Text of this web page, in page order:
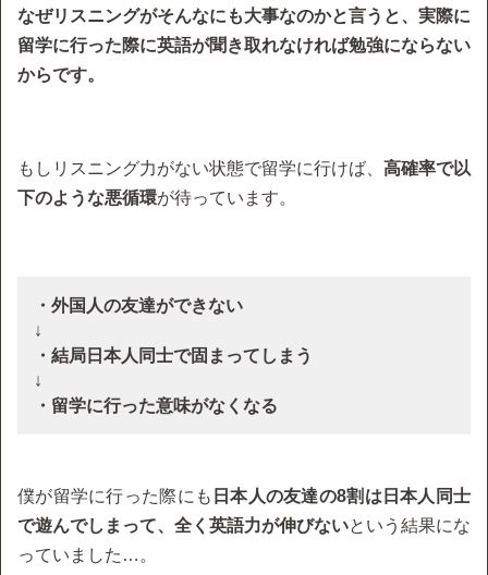
なぜリスニングがそんなにも大事なのかと言うと、実際に
留学に行った際に英語が聞き取れなければ勉強にならない
からです。
もしリスニング力がない状態で留学に行けば、 高確率で以
下のような悪循環が待っています。
・外国人の友達ができない
↓
・結局日本人同士で固まってしまう
↓
・留学に行った意味がなくなる
僕が留学に行った際にも 日本人の友達の8割は日本人同士
で遊んでしまって、全く英語力が伸びないという結果にな
っていました…。